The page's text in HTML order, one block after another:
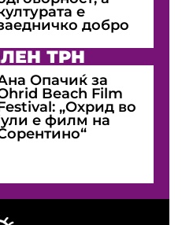
е
добро
ТРН
Опачиќ за
Beach Film
„Охрид во
е филм на